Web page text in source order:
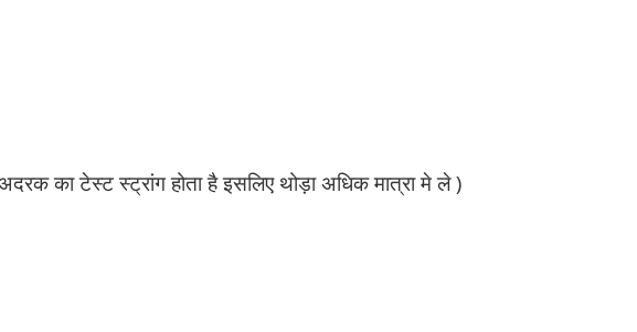
का टेस्ट स्ट्रांग होता है इसलिए थोड़ा अधिक मात्रा मे ले )